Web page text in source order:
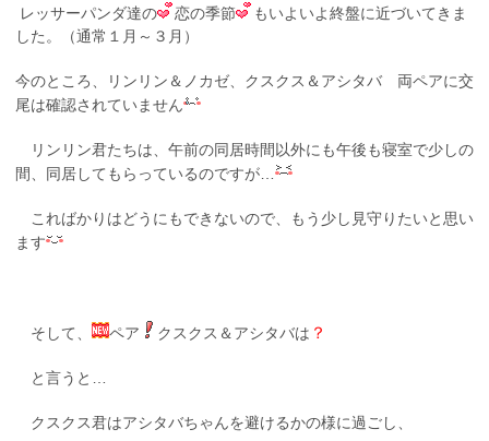
レッサーパンダ達の 恋の季節
もいよいよ終盤に近づいてきま
した。（通常１月～３月）
今のところ、リンリン＆ノカゼ、クスクス＆アシタバ 両ペアに交
尾は確認されていません
リンリン君たちは、午前の同居時間以外にも午後も寝室で少しの
間、同居してもらっているのですが…
こればかりはどうにもできないので、もう少し見守りたいと思い
ます
そして、 ペア クスクス＆アシタバは ？
と言うと…
クスクス君はアシタバちゃんを避けるかの様に過ごし、